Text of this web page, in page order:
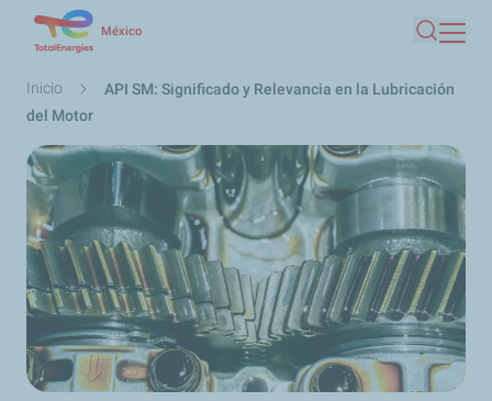
contenido
México
Buscar
Ruta
de
navegación
Inicio
API SM: Significado y Relevancia en la Lubricación
del Motor